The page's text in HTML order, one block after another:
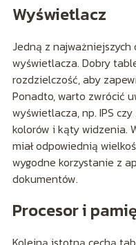
Wyświetlacz
Jedną z
wyświetlacza. Dobry
rozdzielczość, aby
Ponadto, warto zwrócić
wyświetlacza, np. IPS
kolorów i kąty widzenia.
miał odpowiednią
wygodne korzystanie z
dokumentów.
Procesor i